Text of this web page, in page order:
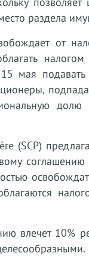
раздела
от
мая
(SCP)
влечет 10%